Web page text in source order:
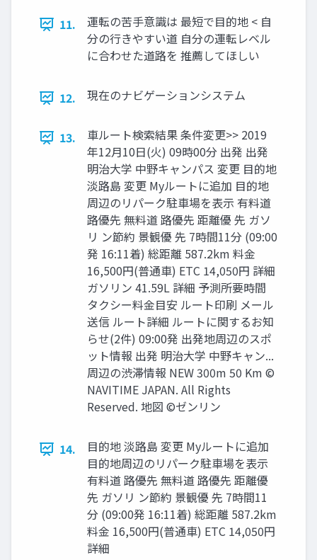
11.
運転の苦手意識は 最短で目的地 < 自
分の行きやすい道 自分の運転レベル
に合わせた道路を 推薦してほしい
12. 現在のナビゲーションシステム
13.
車ルート検索結果 条件変更>> 2019
年12月10日(火) 09時00分 出発 出発
明治大学 中野キャンパス 変更 目的地
淡路島 変更 Myルートに追加 目的地
周辺のリパーク駐車場を表示 有料道
路優先 無料道 路優先 距離優 先 ガソ
リ ン節約 景観優 先 7時間11分 (09:00
発 16:11着) 総距離 587.2km 料金
16,500円(普通車) ETC 14,050円 詳細
ガソリン 41.59L 詳細 予測所要時間
タクシー料金目安 ルート印刷 メール
送信 ルート詳細 ルートに関するお知
らせ(2件) 09:00発 出発地周辺のスポ
ット情報 出発 明治大学 中野キャン...
周辺の渋滞情報 NEW 300m 50 Km ©
NAVITIME JAPAN. All Rights
Reserved. 地図 ©ゼンリン
14.
目的地 淡路島 変更 Myルートに追加
目的地周辺のリパーク駐車場を表示
有料道 路優先 無料道 路優先 距離優
先 ガソリ ン節約 景観優 先 7時間11
分 (09:00発 16:11着) 総距離 587.2km
料金 16,500円(普通車) ETC 14,050円
詳細